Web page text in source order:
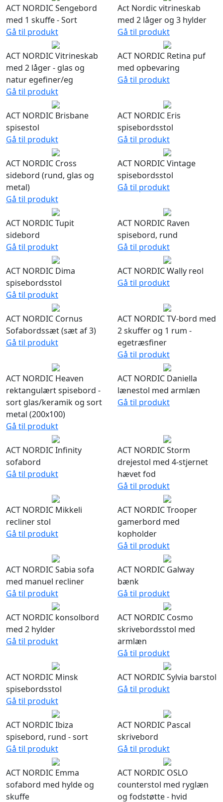
ACT NORDIC Sengebord
med 1 skuffe - Sort
Gå til produkt
Act Nordic vitrineskab
med 2 låger og 3 hylder
Gå til produkt
ACT NORDIC Vitrineskab
med 2 låger - glas og
natur egefiner/eg
Gå til produkt
ACT NORDIC Retina puf
med opbevaring
Gå til produkt
ACT NORDIC Brisbane
spisestol
Gå til produkt
ACT NORDIC Eris
spisebordsstol
Gå til produkt
ACT NORDIC Cross
sidebord (rund, glas og
metal)
Gå til produkt
ACT NORDIC Vintage
spisebordsstol
Gå til produkt
ACT NORDIC Tupit
sidebord
Gå til produkt
ACT NORDIC Raven
spisebord, rund
Gå til produkt
ACT NORDIC Dima
spisebordsstol
Gå til produkt
ACT NORDIC Wally reol
Gå til produkt
ACT NORDIC Cornus
Sofabordssæt (sæt af 3)
Gå til produkt
ACT NORDIC TV-bord med
2 skuffer og 1 rum -
egetræsfiner
Gå til produkt
ACT NORDIC Heaven
rektangulært spisebord -
sort glas/keramik og sort
metal (200x100)
Gå til produkt
ACT NORDIC Daniella
lænestol med armlæn
Gå til produkt
ACT NORDIC Infinity
sofabord
Gå til produkt
ACT NORDIC Storm
drejestol med 4-stjernet
hævet fod
Gå til produkt
ACT NORDIC Mikkeli
recliner stol
Gå til produkt
ACT NORDIC Trooper
gamerbord med
kopholder
Gå til produkt
ACT NORDIC Sabia sofa
med manuel recliner
Gå til produkt
ACT NORDIC Galway
bænk
Gå til produkt
ACT NORDIC konsolbord
med 2 hylder
Gå til produkt
ACT NORDIC Cosmo
skrivebordsstol med
armlæn
Gå til produkt
ACT NORDIC Minsk
spisebordsstol
Gå til produkt
ACT NORDIC Sylvia barstol
Gå til produkt
ACT NORDIC Ibiza
spisebord, rund - sort
Gå til produkt
ACT NORDIC Pascal
skrivebord
Gå til produkt
ACT NORDIC Emma
sofabord med hylde og
skuffe
ACT NORDIC OSLO
counterstol med ryglæn
og fodstøtte - hvid